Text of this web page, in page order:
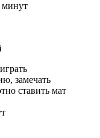
минут
замечать
ставить мат